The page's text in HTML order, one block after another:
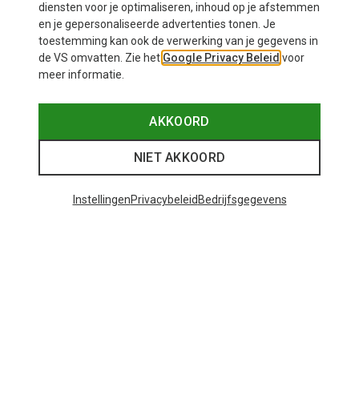
diensten voor je optimaliseren, inhoud op je afstemmen
en je gepersonaliseerde advertenties tonen. Je
toestemming kan ook de verwerking van je gegevens in
de VS omvatten. Zie het Google Privacy Beleid voor
meer informatie.
AKKOORD
NIET AKKOORD
InstellingenPrivacybeleid Bedrijfsgegevens